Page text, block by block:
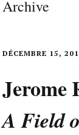
Archive
DÉCEMBRE 15,
Jerome
A Field